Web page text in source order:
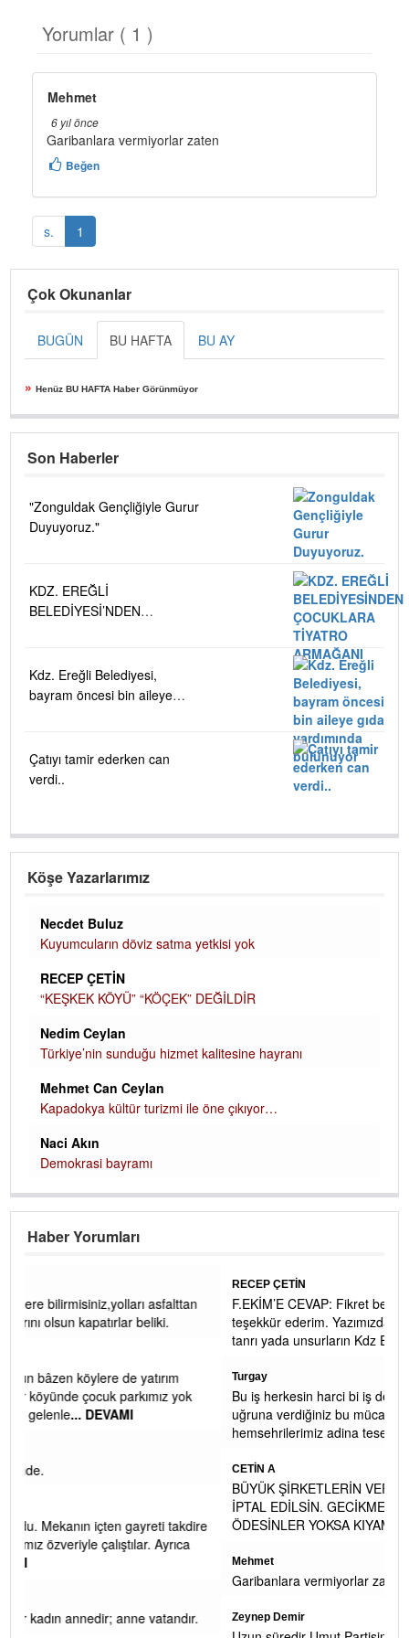
Yorumlar ( 1 )
Mehmet
6 yıl önce
Garibanlara vermiyorlar zaten
Beğen
s. 1
Çok Okunanlar
BUGÜN BU HAFTA BU AY
» Henüz BU HAFTA Haber Görünmüyor
Son Haberler
"Zonguldak Gençliğiyle Gurur
Duyuyoruz."
KDZ. EREĞLİ
BELEDİYESİ’NDEN
Kdz. Ereğli Belediyesi,
bayram öncesi bin aileye
Çatıyı tamir ederken can
verdi..
Köşe Yazarlarımız
Necdet Buluz
Kuyumcuların döviz satma yetkisi yok
RECEP ÇETİN
“KEŞKEK KÖYÜ” “KÖÇEK” DEĞİLDİR
Nedim Ceylan
Türkiye’nin sunduğu hizmet kalitesine hayranı
Mehmet Can Ceylan
Kapadokya kültür turizmi ile öne çıkıyor…
Naci Akın
Demokrasi bayramı
Haber Yorumları
F.EKİM’E CEVAP: Fikret bey yorumunuz ve ilginiz için
teşekkür ederim. Yazımızdaki asıl maksadımız, mitolojik
... DEVAMI
Turgay
Bu iş herkesin harci bi iş değil Recep bey turk islam davasi
uğruna verdiğiniz bu mücadele icin sehrimiz ve
hemsehrilerimiz adina tesekkur ederi... DEVAMI
BÜYÜK ŞİRKETLERİN VERGİ SİGORTA CEZA AFLARI DA
İPTAL EDİLSİN. GECİKME ZAMMIYLA BİRLİKTE GERİ
ÖDESİNLER YOKSA KIYAMETTE İKİ ELİMİZ... DEVAMI
Zeynep Demir